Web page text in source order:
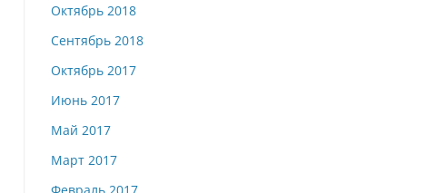
Октябрь 2018
Сентябрь 2018
Октябрь 2017
Июнь 2017
Май 2017
Март 2017